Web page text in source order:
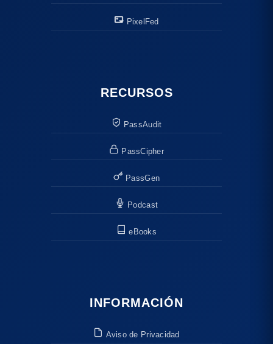
PixelFed
RECURSOS
PassAudit
PassCipher
PassGen
Podcast
eBooks
INFORMACIÓN
Aviso de Privacidad